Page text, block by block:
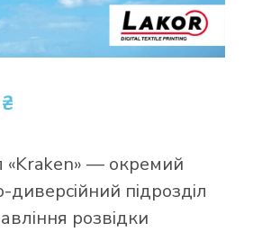
«Kraken» — окремий
диверсійний підрозділ
розвідки